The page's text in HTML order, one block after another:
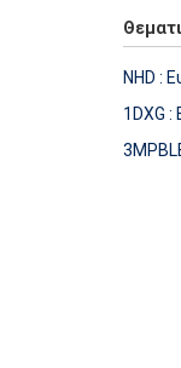
NHD :
1DXG :